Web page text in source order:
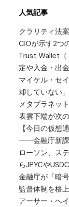
人気記事
クラリティ法
CIOが示す2つ
Trust Wallet（
定や入金・出
マイケル・セ
却していない
メタプラネッ
表雲下端が次
【今日の仮想
――金融庁新課
ローソン、ス
らJPYCや
金融庁が「暗
監督体制を格
アーサー・ヘ